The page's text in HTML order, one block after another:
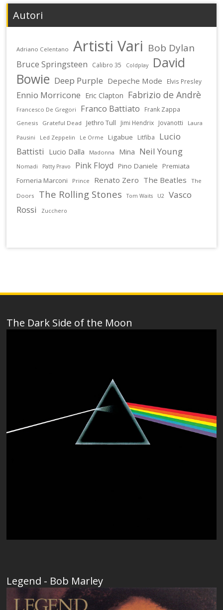
Autori
Adriano Celentano Artisti Vari Bob Dylan
Bruce Springsteen Calibro 35 Coldplay
David
Bowie Deep Purple Depeche Mode Elvis Presley
Ennio Morricone Eric Clapton Fabrizio de Andrè
Francesco De Gregori Franco Battiato Frank Zappa
Genesis Grateful Dead Jethro Tull Jimi Hendrix Jovanotti
Laura
Pausini
Led Zeppelin Le Orme Ligabue Litfiba
Lucio
Battisti
Lucio Dalla Madonna Mina Neil Young
Nomadi Patty Pravo Pink Floyd Pino Daniele
Premiata
Forneria Marconi
Prince Renato Zero The Beatles
The
Doors
The Rolling Stones Tom Waits U2
Vasco
Rossi
Zucchero
The Dark Side of the Moon
Legend - Bob Marley